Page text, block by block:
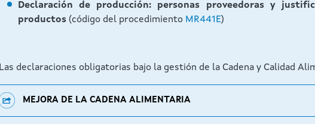
Declaración de producción: personas proveedoras y
productos (código del procedimiento MR441E)
Las declaraciones obligatorias bajo la gestión de la Cadena y Calidad
MEJORA DE LA CADENA ALIMENTARIA